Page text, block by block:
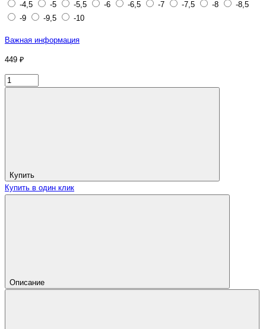
-4,5
-5 -5,5 -6 -6,5 -7 -7,5 -8
-8,5
-9
-9,5 -10
Важная информация
449 ₽
Купить
Купить в один клик
Описание